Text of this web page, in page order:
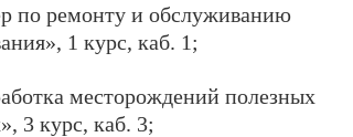
по ремонту и обслуживанию
1 курс, каб. 1;
месторождений полезных
3 курс, каб. 3;